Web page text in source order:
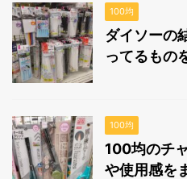
100均
ダイソーの
ってるもの
100均
100均のチ
や使用感を